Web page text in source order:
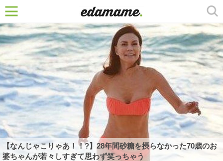
【なんじゃこりゃあ！！?】28年間砂糖を摂らなかった70歳のお
婆ちゃんが若々しすぎて思わず笑っちゃう